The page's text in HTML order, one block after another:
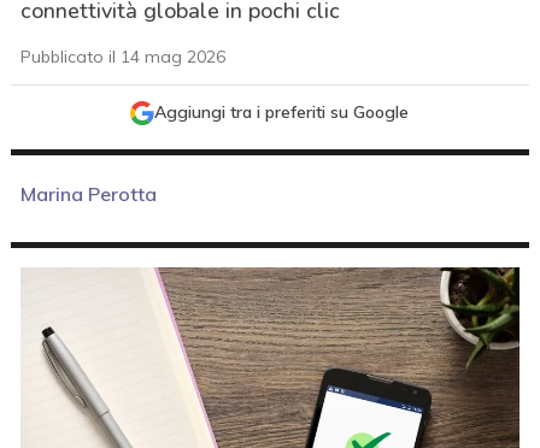
connettività globale in pochi clic
Pubblicato il 14 mag 2026
Aggiungi tra i preferiti su Google
Marina Perotta